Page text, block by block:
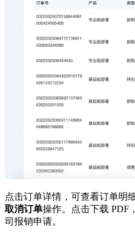
点击订单详情，可查看订单明
取消订单操作。点击下载 PDF
司报销申请。